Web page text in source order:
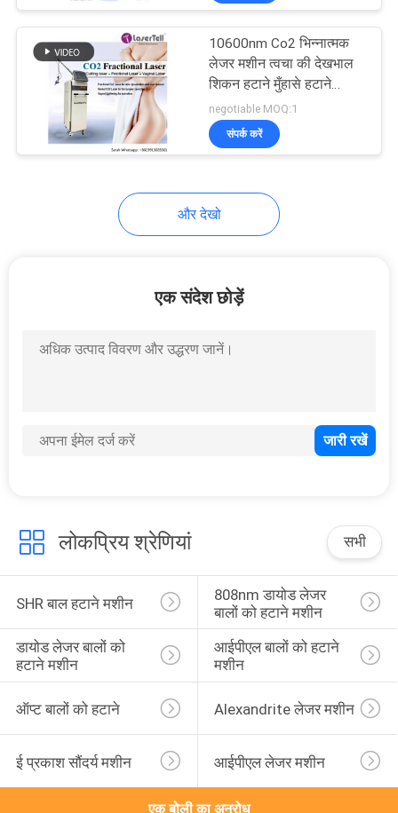
एन डी Yag लेजर टैटू
हटाने मशीन
46
21
निर्वात Slimming मशीन
10600nm Co2 भिन्नात्मक
लेजर मशीन त्वचा की देखभाल
शिकन हटाने मुँहासे हटाने
कायाकल्प
negotiable MOQ:1
संपर्क करें
और देखो
एक संदेश छोड़ें
लोकप्रिय श्रेणियां सभी
SHR बाल हटाने मशीन
808nm डायोड लेजर
बालों को हटाने मशीन
डायोड लेजर बालों को
हटाने मशीन
आईपीएल बालों को हटाने
मशीन
ऑप्ट बालों को हटाने Alexandrite लेजर मशीन
ई प्रकाश सौंदर्य मशीन आईपीएल लेजर मशीन
एक बोली का अनुरोध